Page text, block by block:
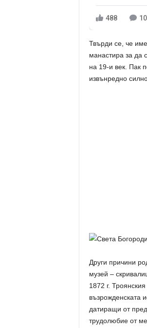
488
Твърди се, че
манастира за да
на 19-и век. Пак
извънредно
Други причини
музей –
1872 г.
възрожденската
датиращи от
трудолюбие от